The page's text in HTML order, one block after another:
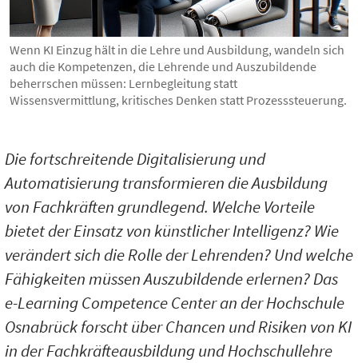
Wenn KI Einzug hält in die Lehre und Ausbildung, wandeln sich
auch die Kompetenzen, die Lehrende und Auszubildende
beherrschen müssen: Lernbegleitung statt
Wissensvermittlung, kritisches Denken statt Prozesssteuerung.
Die fortschreitende Digitalisierung und
Automatisierung transformieren die Ausbildung
von Fachkräften grundlegend. Welche Vorteile
bietet der Einsatz von künstlicher Intelligenz? Wie
verändert sich die Rolle der Lehrenden? Und welche
Fähigkeiten müssen Auszubildende erlernen? Das
e-Learning Competence Center an der Hochschule
Osnabrück forscht über Chancen und Risiken von KI
in der Fachkräfteausbildung und Hochschullehre